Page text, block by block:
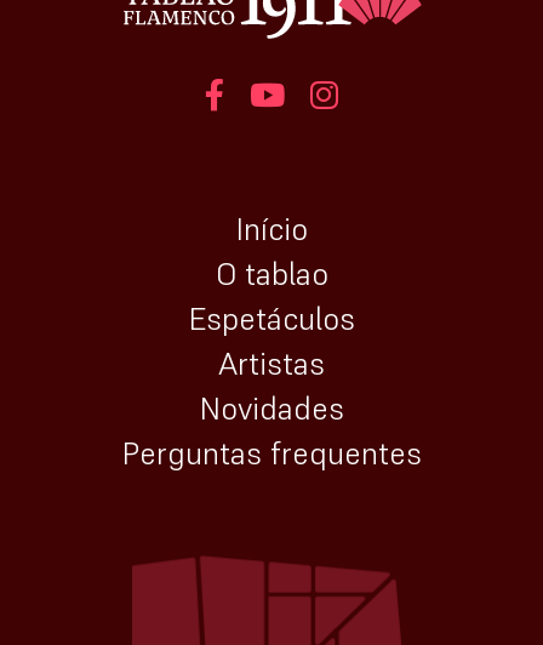
Início
O tablao
Espetáculos
Artistas
Novidades
Perguntas frequentes